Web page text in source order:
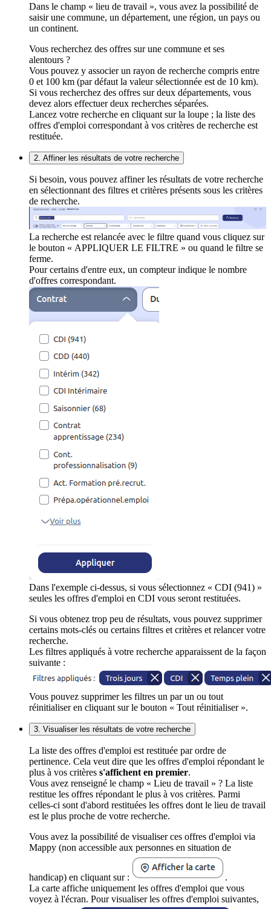
Dans le champ « lieu de travail », vous avez la possibilité de
saisir une commune, un département, une région, un pays ou
un continent.
Vous recherchez des offres sur une commune et ses
alentours ?
Vous pouvez y associer un rayon de recherche compris entre
0 et 100 km (par défaut la valeur sélectionnée est de 10 km).
Si vous recherchez des offres sur deux départements, vous
devez alors effectuer deux recherches séparées.
Lancez votre recherche en cliquant sur la loupe ; la liste des
offres d'emploi correspondant à vos critères de recherche est
restituée.
2. Affiner les résultats de votre recherche
Si besoin, vous pouvez affiner les résultats de votre recherche
en sélectionnant des filtres et critères présents sous les critères
de recherche.
La recherche est relancée avec le filtre quand vous cliquez sur
le bouton « APPLIQUER LE FILTRE » ou quand le filtre se
ferme.
Pour certains d'entre eux, un compteur indique le nombre
d'offres correspondant.
Dans l'exemple ci-dessus, si vous sélectionnez « CDI (941) »
seules les offres d'emploi en CDI vous seront restituées.
Si vous obtenez trop peu de résultats, vous pouvez supprimer
certains mots-clés ou certains filtres et critères et relancer votre
recherche.
Les filtres appliqués à votre recherche apparaissent de la façon
suivante :
Vous pouvez supprimer les filtres un par un ou tout
réinitialiser en cliquant sur le bouton « Tout réinitialiser ».
3. Visualiser les résultats de votre recherche
La liste des offres d'emploi est restituée par ordre de
pertinence. Cela veut dire que les offres d'emploi répondant le
plus à vos critères s'affichent en premier.
Vous avez renseigné le champ « Lieu de travail » ? La liste
restitue les offres répondant le plus à vos critères. Parmi
celles-ci sont d'abord restituées les offres dont le lieu de travail
est le plus proche de votre recherche.
Vous avez la possibilité de visualiser ces offres d'emploi via
Mappy (non accessible aux personnes en situation de
handicap) en cliquant sur :
.
La carte affiche uniquement les offres d'emploi que vous
voyez à l'écran. Pour visualiser les offres d'emploi suivantes,